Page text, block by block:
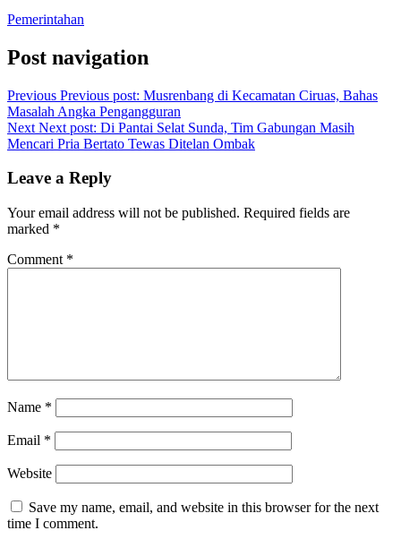
Pemerintahan
Post navigation
Previous Previous post: Musrenbang di Kecamatan Ciruas, Bahas
Masalah Angka Pengangguran
Next Next post: Di Pantai Selat Sunda, Tim Gabungan Masih
Mencari Pria Bertato Tewas Ditelan Ombak
Leave a Reply
Your email address will not be published. Required fields are
marked *
Comment *
Name *
Email *
Website
Save my name, email, and website in this browser for the next
time I comment.